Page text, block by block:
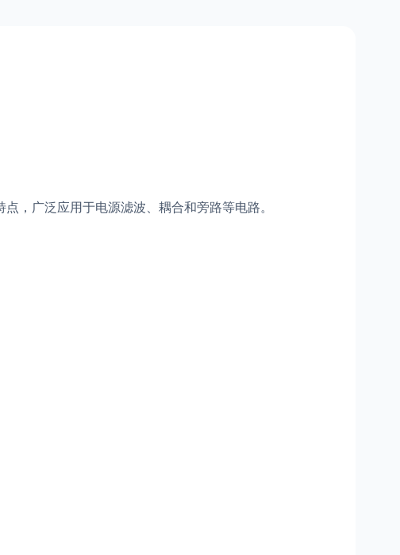
，广泛应用于电源滤波、耦合和旁路等电路。